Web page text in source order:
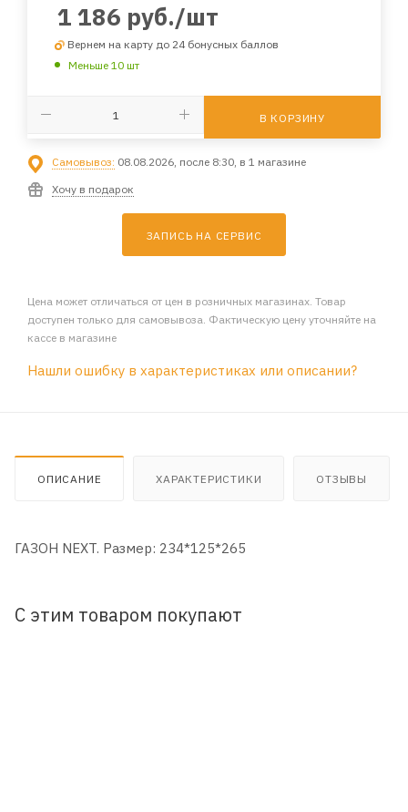
1 186 руб./шт
Вернем на карту до 24 бонусных баллов
Меньше 10 шт
В КОРЗИНУ
Самовывоз: 08.08.2026, после 8:30, в 1 магазине
Хочу в подарок
ЗАПИСЬ НА СЕРВИС
Цена может отличаться от цен в розничных магазинах. Товар
доступен только для самовывоза. Фактическую цену уточняйте на
кассе в магазине
Нашли ошибку в характеристиках или описании?
ОПИСАНИЕ ХАРАКТЕРИСТИКИ ОТЗЫВЫ
ГАЗОН NEXT. Размер: 234*125*265
С этим товаром покупают